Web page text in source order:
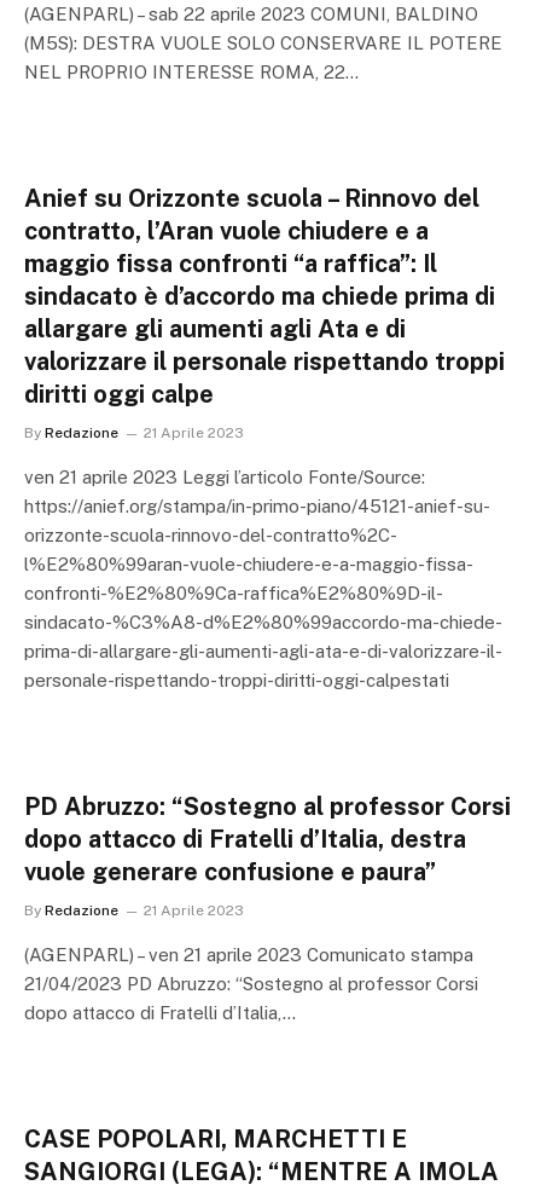
(AGENPARL) – sab 22 aprile 2023 COMUNI, BALDINO
(M5S): DESTRA VUOLE SOLO CONSERVARE IL POTERE
NEL PROPRIO INTERESSE ROMA, 22…
Anief su Orizzonte scuola – Rinnovo del
contratto, l’Aran vuole chiudere e a
maggio fissa confronti “a raffica”: Il
sindacato è d’accordo ma chiede prima di
allargare gli aumenti agli Ata e di
valorizzare il personale rispettando troppi
diritti oggi calpe
By Redazione 21 Aprile 2023
ven 21 aprile 2023 Leggi l’articolo Fonte/Source:
https://anief.org/stampa/in-primo-piano/45121-anief-su-
orizzonte-scuola-rinnovo-del-contratto%2C-
l%E2%80%99aran-vuole-chiudere-e-a-maggio-fissa-
confronti-%E2%80%9Ca-raffica%E2%80%9D-il-
sindacato-%C3%A8-d%E2%80%99accordo-ma-chiede-
prima-di-allargare-gli-aumenti-agli-ata-e-di-valorizzare-il-
personale-rispettando-troppi-diritti-oggi-calpestati
PD Abruzzo: “Sostegno al professor Corsi
dopo attacco di Fratelli d’Italia, destra
vuole generare confusione e paura”
By Redazione 21 Aprile 2023
(AGENPARL) – ven 21 aprile 2023 Comunicato stampa
21/04/2023 PD Abruzzo: “Sostegno al professor Corsi
dopo attacco di Fratelli d’Italia,…
CASE POPOLARI, MARCHETTI E
SANGIORGI (LEGA): “MENTRE A IMOLA